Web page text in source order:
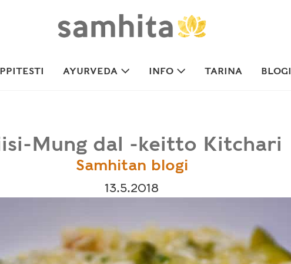
AYURVEDA INFO TARINA BLOGI
Mung dal -keitto Kitchari
Samhitan blogi
13.5.2018